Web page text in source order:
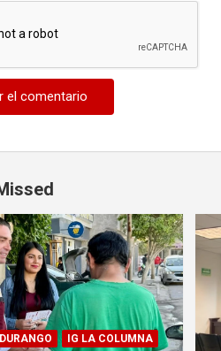
DURANGO
IG LA COLUMNA